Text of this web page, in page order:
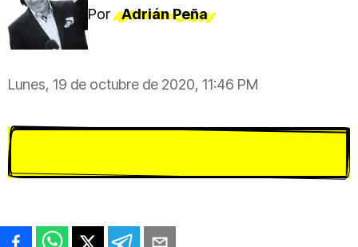
Por Adrián Peña
Lunes, 19 de octubre de 2020, 11:46 PM